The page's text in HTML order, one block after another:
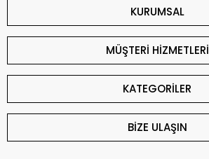
KURUMSAL
MÜŞTERİ HİZMETLERİ
KATEGORİLER
BİZE ULAŞIN